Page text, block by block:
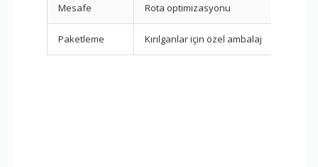
Mesafe Rota optimizasyonu
Paketleme Kırılganlar için özel ambalaj